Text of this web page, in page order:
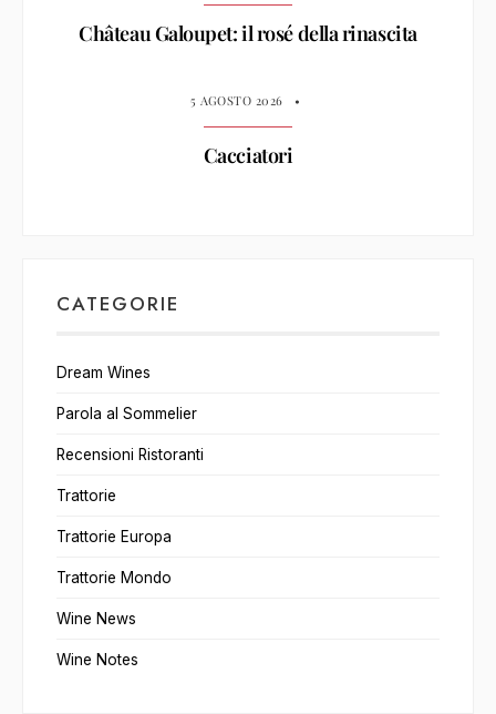
Château Galoupet: il rosé della rinascita
5 AGOSTO 2026 •
Cacciatori
CATEGORIE
Dream Wines
Parola al Sommelier
Recensioni Ristoranti
Trattorie
Trattorie Europa
Trattorie Mondo
Wine News
Wine Notes